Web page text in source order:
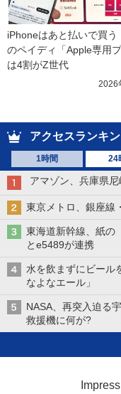
iPhoneはあと払いで買う
のペイディ「Apple専用プ
は4割がZ世代
2026
アクセスランキ
1時間 24
アマゾン、兵庫県
東京メトロ、銀座
東海道新幹線、紙の
とe5489が連携
水を飲まずにビール
なよなエール」
NASA、再突入迫る
救援機に何が?